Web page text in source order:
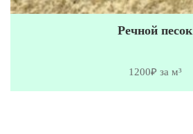
Речной песок
1200₽ за м³